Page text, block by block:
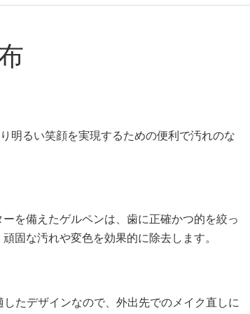
明るい笑顔を実現するための便利で汚れのな
を備えたゲルペンは、歯に正確かつ的を絞っ
固な汚れや変色を効果的に除去します。
たデザインなので、外出先でのメイク直しに